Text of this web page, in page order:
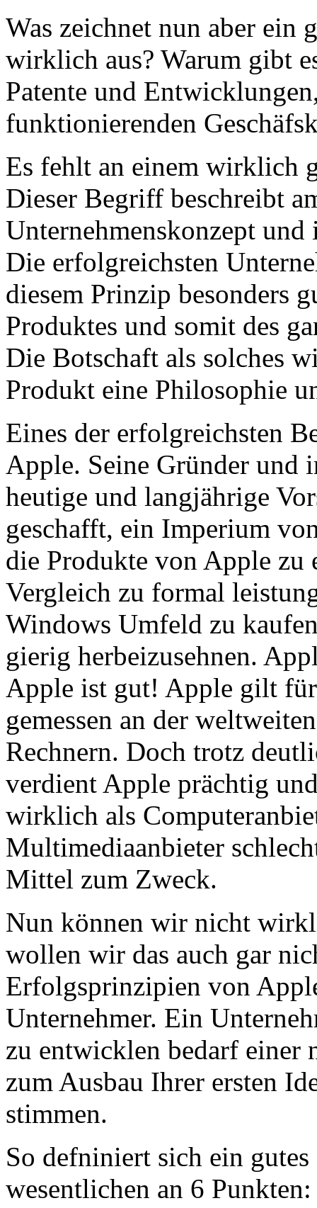
Was zeichnet nun aber ein
wirklich aus? Warum gibt
Patente und
funktionierenden
Es fehlt an einem wirklich
Dieser Begriff beschreibt
Unternehmenskonzept
Die erfolgreichsten
diesem Prinzip besonders
Produktes und somit des
Die Botschaft als solches
Produkt eine Philosophie
Eines der erfolgreichsten
Apple. Seine Gründer und
heutige und langjährige
geschafft, ein Imperium
die Produkte von Apple zu
Vergleich zu formal
Windows Umfeld zu
gierig herbeizusehnen.
Apple ist gut! Apple gilt
gemessen an der
Rechnern. Doch trotz
verdient Apple prächtig
wirklich als
Multimediaanbieter
Mittel zum Zweck.
Nun können wir nicht
wollen wir das auch gar
Erfolgsprinzipien von
Unternehmer. Ein
zu entwicklen bedarf einer
zum Ausbau Ihrer ersten
stimmen.
So defniniert sich ein
wesentlichen an 6 Punkten: